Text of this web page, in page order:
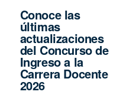
Conoce las
últimas
actualizaciones
del Concurso de
Ingreso a la
Carrera Docente
2026